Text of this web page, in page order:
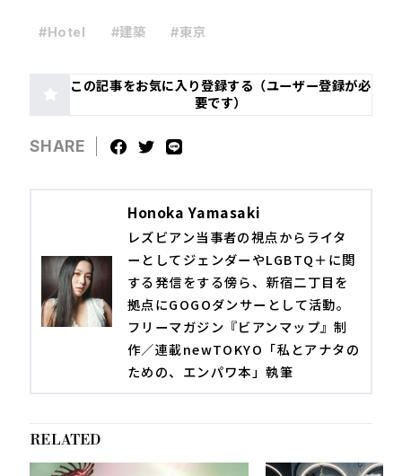
#Hotel #建築 #東京
この記事をお気に入り登録する（ユーザー登録が必
要です）
SHARE
Honoka Yamasaki
レズビアン当事者の視点からライタ
ーとしてジェンダーやLGBTQ＋に関
する発信をする傍ら、新宿二丁目を
拠点にGOGOダンサーとして活動。
フリーマガジン『ビアンマップ』制
作／連載newTOKYO「私とアナタの
ための、エンパワ本」執筆
RELATED